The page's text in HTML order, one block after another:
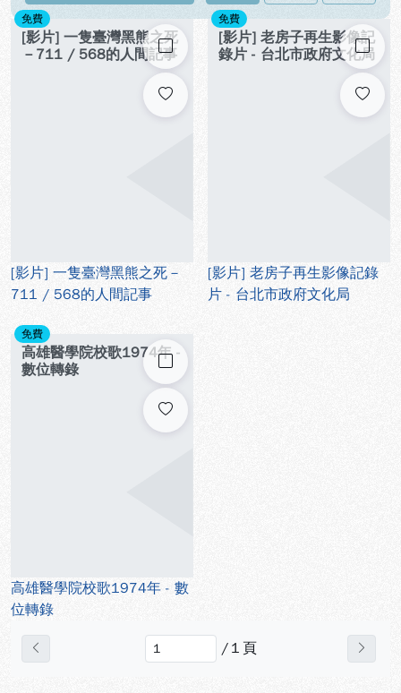
免費
[影片] 一隻臺灣黑熊之死
－711 / 568的人間記事
勾選
[影片] 一隻臺灣黑熊之死－
711 / 568的人間記事
免費
[影片] 老房子再生影像記
錄片 - 台北市政府文化局
勾選
[影片] 老房子再生影像記錄
片 - 台北市政府文化局
免費
高雄醫學院校歌1974年 -
數位轉錄
勾選
高雄醫學院校歌1974年 - 數
位轉錄
/ 1 頁